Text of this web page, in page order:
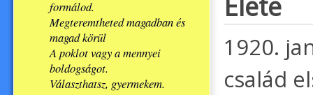
formálod.
Megteremtheted magadban és
magad körül
A poklot vagy a mennyei
boldogságot.
Választhatsz, gyermekem.
1920.
család